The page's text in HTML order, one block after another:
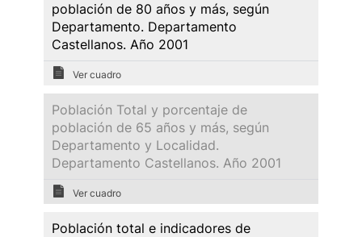
población de 80 años y más, según
Departamento. Departamento
Castellanos. Año 2001
Ver cuadro
Población Total y porcentaje de
población de 65 años y más, según
Departamento y Localidad.
Departamento Castellanos. Año 2001
Ver cuadro
Población total e indicadores de